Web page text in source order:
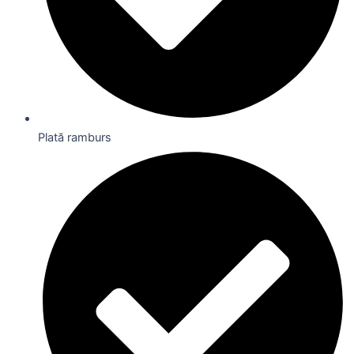
Plată ramburs